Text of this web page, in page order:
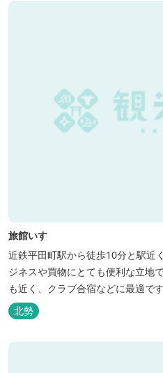
旅館いすゞ
近鉄平田町駅から徒歩10分と駅近
ジネスや買物にとても便利な立地
も近く、クラブ合宿などに最適です
北勢